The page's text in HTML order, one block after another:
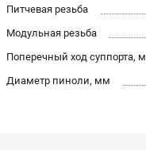
Питчевая резьба
Модульная резьба
Поперечный ход суппорта,
Диаметр пиноли, мм